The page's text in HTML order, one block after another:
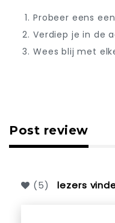
Probeer eens
Verdiep je in de
Wees blij met
Post review
(5) lezers